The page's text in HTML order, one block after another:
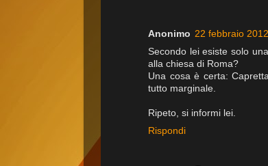
Anonimo 22 febbraio
Secondo lei esiste solo
alla chiesa di Roma?
Una cosa è certa:
tutto marginale.
Ripeto, si informi lei.
Rispondi